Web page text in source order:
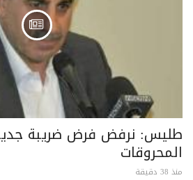
طليس: نرفض فرض ضريبة
المحروقات
منذ 38 دقيقة